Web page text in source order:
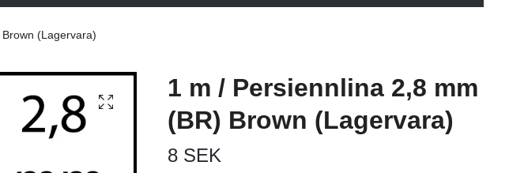
(Lagervara)
1 m / Persiennlina 2,8 mm
(BR) Brown (Lagervara)
8 SEK